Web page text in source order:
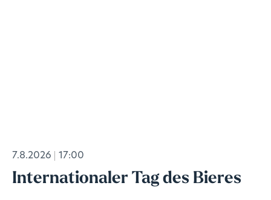
7.8.2026 17:00
Internationaler Tag des Bieres